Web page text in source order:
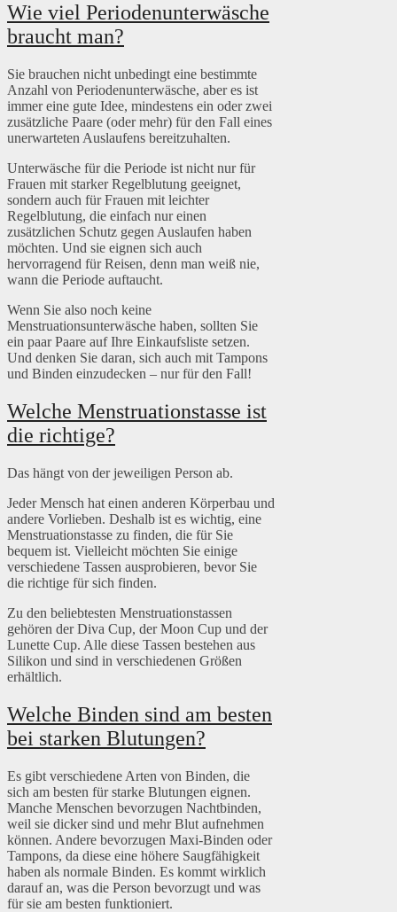
Wie viel Periodenunterwäsche
braucht man?
Sie brauchen nicht unbedingt eine bestimmte
Anzahl von Periodenunterwäsche, aber es ist
immer eine gute Idee, mindestens ein oder zwei
zusätzliche Paare (oder mehr) für den Fall eines
unerwarteten Auslaufens bereitzuhalten.
Unterwäsche für die Periode ist nicht nur für
Frauen mit starker Regelblutung geeignet,
sondern auch für Frauen mit leichter
Regelblutung, die einfach nur einen
zusätzlichen Schutz gegen Auslaufen haben
möchten. Und sie eignen sich auch
hervorragend für Reisen, denn man weiß nie,
wann die Periode auftaucht.
Wenn Sie also noch keine
Menstruationsunterwäsche haben, sollten Sie
ein paar Paare auf Ihre Einkaufsliste setzen.
Und denken Sie daran, sich auch mit Tampons
und Binden einzudecken – nur für den Fall!
Welche Menstruationstasse ist
die richtige?
Das hängt von der jeweiligen Person ab.
Jeder Mensch hat einen anderen Körperbau und
andere Vorlieben. Deshalb ist es wichtig, eine
Menstruationstasse zu finden, die für Sie
bequem ist. Vielleicht möchten Sie einige
verschiedene Tassen ausprobieren, bevor Sie
die richtige für sich finden.
Zu den beliebtesten Menstruationstassen
gehören der Diva Cup, der Moon Cup und der
Lunette Cup. Alle diese Tassen bestehen aus
Silikon und sind in verschiedenen Größen
erhältlich.
Welche Binden sind am besten
bei starken Blutungen?
Es gibt verschiedene Arten von Binden, die
sich am besten für starke Blutungen eignen.
Manche Menschen bevorzugen Nachtbinden,
weil sie dicker sind und mehr Blut aufnehmen
können. Andere bevorzugen Maxi-Binden oder
Tampons, da diese eine höhere Saugfähigkeit
haben als normale Binden. Es kommt wirklich
darauf an, was die Person bevorzugt und was
für sie am besten funktioniert.